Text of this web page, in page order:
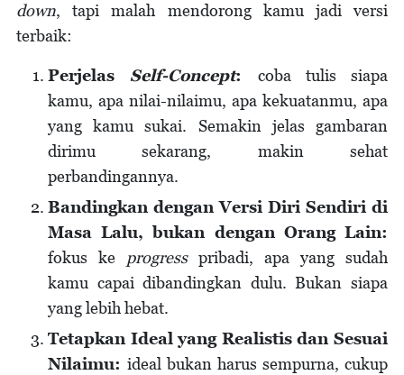
down, tapi malah mendorong kamu jadi versi
terbaik:
PerjelasSelf-Concept: coba tulis siapa
kamu, apa nilai-nilaimu, apa kekuatanmu, apa
yang kamu sukai. Semakin jelas gambaran
dirimu sekarang, makin sehat
perbandingannya.
Bandingkan dengan Versi Diri Sendiri di
Masa Lalu, bukan dengan Orang Lain:
fokus ke progresspribadi, apa yang sudah
kamu capai dibandingkan dulu. Bukan siapa
yang lebih hebat.
Tetapkan Ideal yang Realistis dan Sesuai
Nilaimu: ideal bukan harus sempurna, cukup